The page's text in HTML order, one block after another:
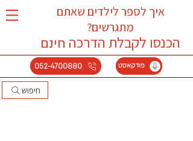
איך לספר לילדים שאתם
מתגרשים?
הכנסו לקבלת הדרכה חינם
052-4700880 פודקאסט
חיפוש